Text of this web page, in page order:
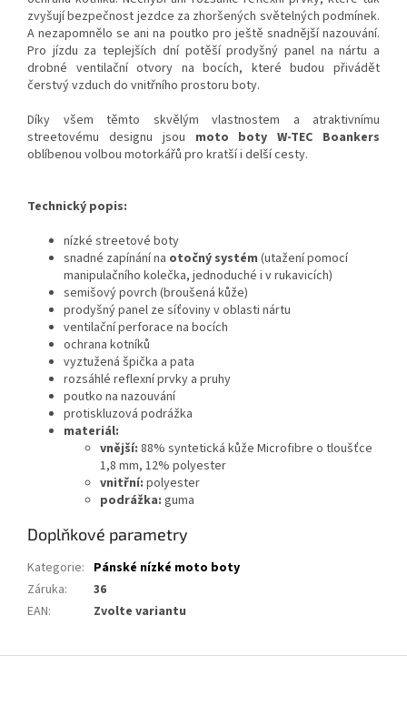
zvyšují bezpečnost jezdce za zhoršených světelných podmínek.
A nezapomnělo se ani na poutko pro ještě snadnější nazouvání.
Pro jízdu za teplejších dní potěší prodyšný panel na nártu a
drobné ventilační otvory na bocích, které budou přivádět
čerstvý vzduch do vnitřního prostoru boty.
Díky všem těmto skvělým vlastnostem a atraktivnímu
streetovému designu jsou moto boty W-TEC Boankers
oblíbenou volbou motorkářů pro kratší i delší cesty.
Technický popis:
nízké streetové boty
snadné zapínání na otočný systém (utažení pomocí
manipulačního kolečka, jednoduché i v rukavicích)
semišový povrch (broušená kůže)
prodyšný panel ze síťoviny v oblasti nártu
ventilační perforace na bocích
ochrana kotníků
vyztužená špička a pata
rozsáhlé reflexní prvky a pruhy
poutko na nazouvání
protiskluzová podrážka
materiál:
vnější: 88% syntetická kůže Microfibre o tloušťce
1,8 mm, 12% polyester
vnitřní: polyester
podrážka: guma
Doplňkové parametry
Kategorie: Pánské nízké moto boty
Záruka:
36
EAN: Zvolte variantu